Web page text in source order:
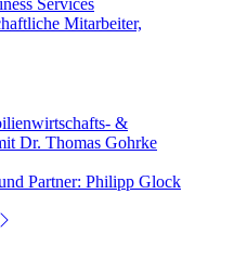
Services
Mitarbeiter,
&
Dr. Thomas Gohrke
Partner: Philipp Glock